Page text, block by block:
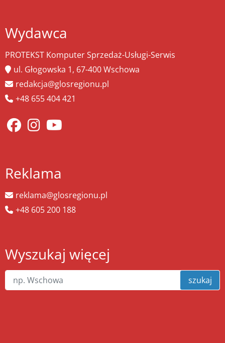
Wydawca
PROTEKST Komputer Sprzedaż-Usługi-Serwis
ul. Głogowska 1, 67-400 Wschowa
redakcja@glosregionu.pl
+48 655 404 421
Reklama
reklama@glosregionu.pl
+48 605 200 188
Wyszukaj więcej
szukaj